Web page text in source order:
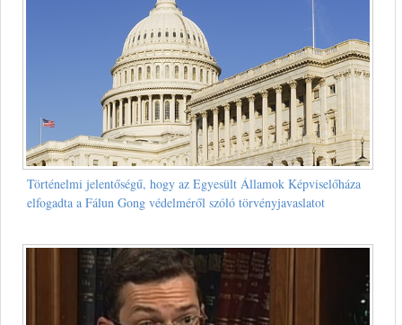
Történelmi jelentőségű, hogy az Egyesült Államok Képviselőháza
elfogadta a Fálun Gong védelméről szóló törvényjavaslatot